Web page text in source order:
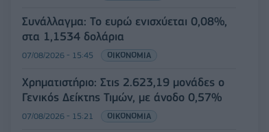
Συνάλλαγμα: Το ευρώ ενισχύεται 0,08%,
στα 1,1534 δολάρια
07/08/2026 - 15:45 ΟΙΚΟΝΟΜΙΑ
Χρηματιστήριο: Στις 2.623,19 μονάδες ο
Γενικός Δείκτης Τιμών, με άνοδο 0,57%
07/08/2026 - 15:21 ΟΙΚΟΝΟΜΙΑ